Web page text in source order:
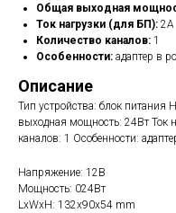
Общая выходная
Ток нагрузки (для БП): 2А
Количество каналов: 1
Особенности: адаптер в
Описание
Тип устройства: блок
выходная мощность: 24Вт Ток
каналов: 1 Особенности:
Напряжение: 12В
Мощность: 024Вт
LxWxH: 132x90x54 mm